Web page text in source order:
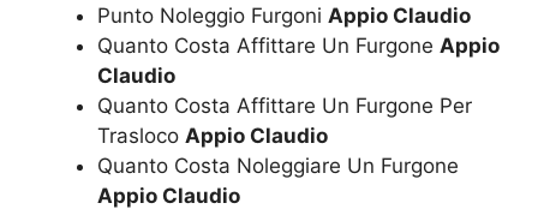
Punto Noleggio Furgoni Appio Claudio
Quanto Costa Affittare Un Furgone Appio
Claudio
Quanto Costa Affittare Un Furgone Per
Trasloco Appio Claudio
Quanto Costa Noleggiare Un Furgone
Appio Claudio